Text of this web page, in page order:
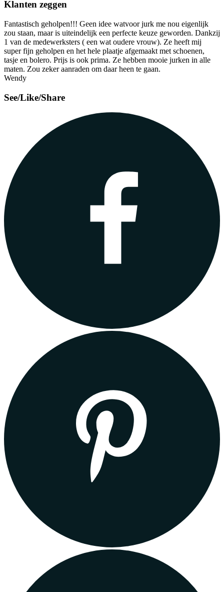
Klanten zeggen
Fantastisch geholpen!!! Geen idee watvoor jurk me nou eigenlijk
zou staan, maar is uiteindelijk een perfecte keuze geworden. Dankzij
1 van de medewerksters ( een wat oudere vrouw). Ze heeft mij
super fijn geholpen en het hele plaatje afgemaakt met schoenen,
tasje en bolero. Prijs is ook prima. Ze hebben mooie jurken in alle
maten. Zou zeker aanraden om daar heen te gaan.
Wendy
See/Like/Share